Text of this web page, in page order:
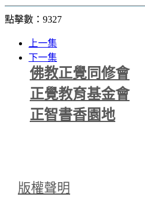
點擊數：9327
上一集
下一集
佛教正覺同修會
正覺教育基金會
正智書香園地
版權聲明